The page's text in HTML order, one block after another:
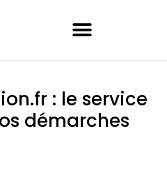
: le service
démarches